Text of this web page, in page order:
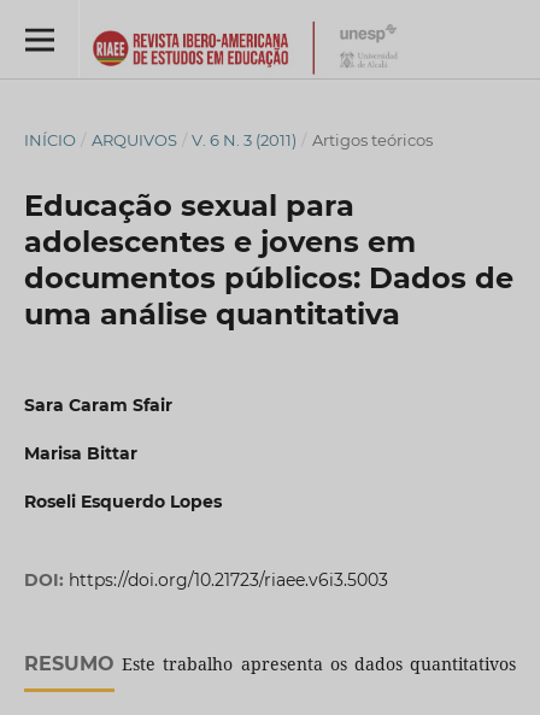
INÍCIO / ARQUIVOS / V. 6 N. 3 (2011) / Artigos teóricos
Educação sexual para
adolescentes e jovens em
documentos públicos: Dados de
uma análise quantitativa
Sara Caram Sfair
Marisa Bittar
Roseli Esquerdo Lopes
DOI: https://doi.org/10.21723/riaee.v6i3.5003
RESUMO Este trabalho apresenta os dados quantitativos